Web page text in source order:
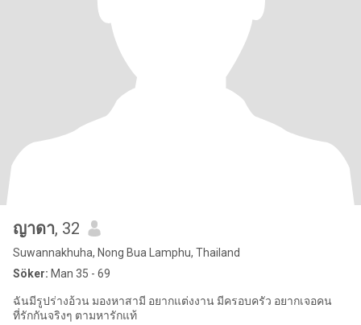
ญาดา, 32
Suwannakhuha, Nong Bua Lamphu, Thailand
Söker: Man 35 - 69
ฉันมีรูปร่างอ้วน มองหาสามี อยากแต่งงาน มีครอบครัว อยากเจอคน
ที่รักกันจริงๆ ตามหารักแท้